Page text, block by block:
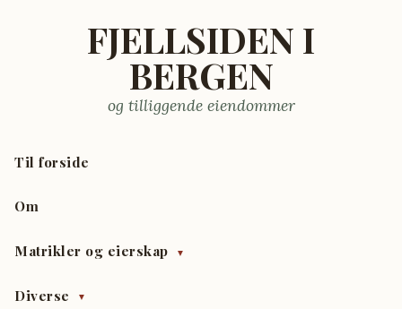
FJELLSIDEN I
BERGEN
og tilliggende eiendommer
Til forside
Om
Matrikler og eierskap ▼
Diverse ▼